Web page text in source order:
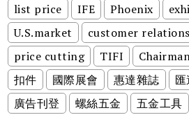
list price
IFE Phoenix
U.S.market
customer
price cutting
TIFI
扣件
國際展會 惠達雜誌
廣告刊登
螺絲五金 五金工具